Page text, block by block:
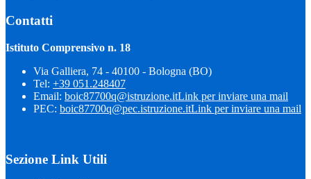
Contatti
Istituto Comprensivo n. 18
Via Galliera, 74 - 40100 - Bologna (BO)
Tel: +39 051.248407
Email: boic87700q@istruzione.itLink per inviare una mail
PEC: boic87700q@pec.istruzione.itLink per inviare una mail
Sezione Link Utili